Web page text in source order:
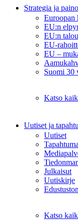
Strategia ja
Euroopan
EU:n
EU:n
EU-
EU –
Suomi 30
Katso
Uutiset ja
Uutiset
Julkaisut
Uutiskirje
Katso